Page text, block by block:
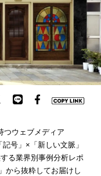
つウェブメディア
号」×「新しい文脈」
る業界別事例分析レポ
から抜粋してお届けし